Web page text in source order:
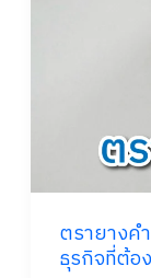
ตรายางค
ธุรกิจที่ต้อ